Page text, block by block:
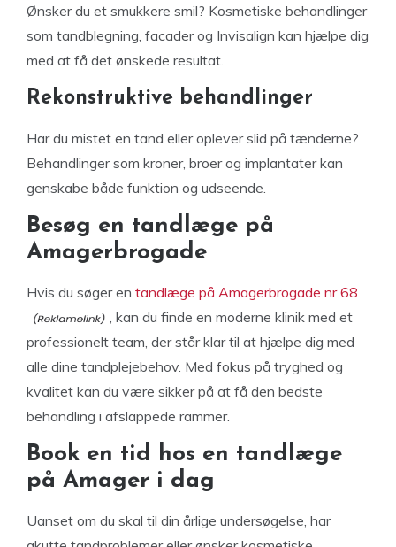
Ønsker du et smukkere smil? Kosmetiske behandlinger
som tandblegning, facader og Invisalign kan hjælpe dig
med at få det ønskede resultat.
Rekonstruktive behandlinger
Har du mistet en tand eller oplever slid på tænderne?
Behandlinger som kroner, broer og implantater kan
genskabe både funktion og udseende.
Besøg en tandlæge på
Amagerbrogade
Hvis du søger en tandlæge på Amagerbrogade nr 68
, kan du finde en moderne klinik med et
professionelt team, der står klar til at hjælpe dig med
alle dine tandplejebehov. Med fokus på tryghed og
kvalitet kan du være sikker på at få den bedste
behandling i afslappede rammer.
Book en tid hos en tandlæge
på Amager i dag
Uanset om du skal til din årlige undersøgelse, har